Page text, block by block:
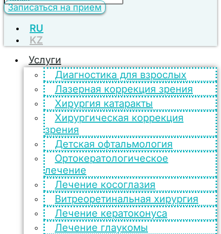
Записаться на прием
RU
KZ
Услуги
Диагностика для взрослых
Лазерная коррекция зрения
Хирургия катаракты
Хирургическая коррекция
зрения
Детская офтальмология
Ортокератологическое
лечение
Лечение косоглазия
Витреоретинальная хирургия
Лечение кератоконуса
Лечение глаукомы